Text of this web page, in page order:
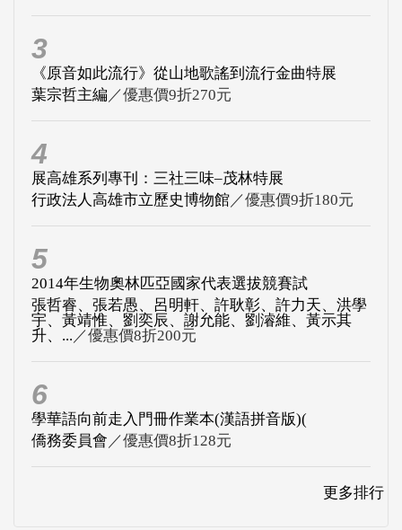
3
《原音如此流行》從山地歌謠到流行金曲特展
葉宗哲主編 ／優惠價9折270元
4
展高雄系列專刊：三社三味–茂林特展
行政法人高雄市立歷史博物館／優惠價9折180元
5
2014年生物奧林匹亞國家代表選拔競賽試
張哲睿、張若愚、呂明軒、許耿彰、許力天、洪學
宇、黃靖惟、劉奕辰、謝允能、劉濬維、黃示其
升、... ／優惠價8折200元
6
學華語向前走入門冊作業本(漢語拼音版)(
僑務委員會 ／優惠價8折128元
更多排行